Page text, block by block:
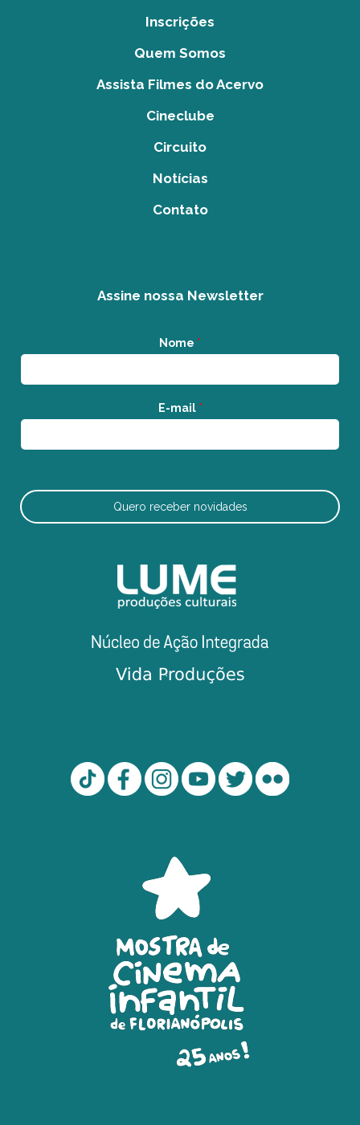
Inscrições
Quem Somos
Assista Filmes do Acervo
Cineclube
Circuito
Notícias
Contato
Assine nossa Newsletter
Nome *
E-mail *
Quero receber novidades